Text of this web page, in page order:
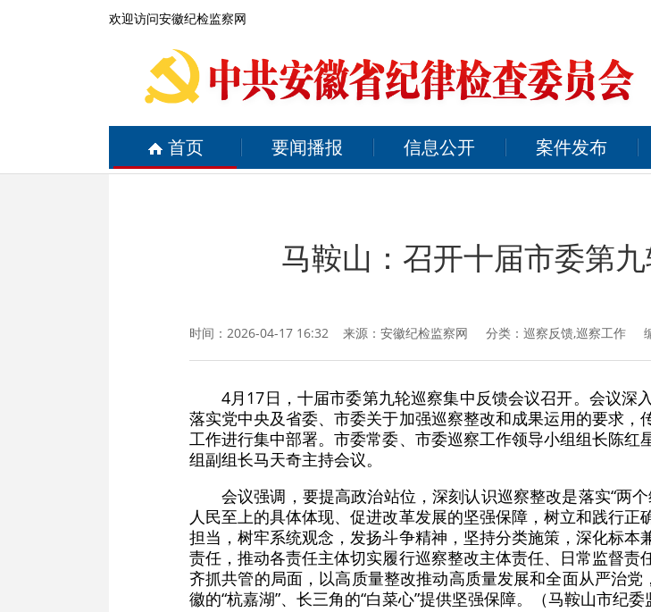
欢迎访问安徽纪检监察网
首页 要闻播报 信息公开 案件发布
马鞍山：召开十届市委第
时间：2026-04-17 16:32 来源： 安徽纪检监察网 分类：巡察反馈,巡察工作
4月17日，十届市委第九轮巡察集中反馈会议召开。会议深
落实党中央及省委、市委关于加强巡察整改和成果运用的要求
工作进行集中部署。市委常委、市委巡察工作领导小组组长陈
组副组长马天奇主持会议。
会议强调，要提高政治站位，深刻认识巡察整改是落实“两
人民至上的具体体现、促进改革发展的坚强保障，树立和践行
担当，树牢系统观念，发扬斗争精神，坚持分类施策，深化标
责任，推动各责任主体切实履行巡察整改主体责任、日常监督责
齐抓共管的局面，以高质量整改推动高质量发展和全面从严治
徽的“杭嘉湖”、长三角的“白菜心”提供坚强保障。（马鞍山市纪委